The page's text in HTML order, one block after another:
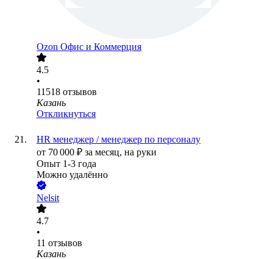
Ozon Офис и Коммерция
4.5
•
11518 отзывов
Казань
Откликнуться
HR менеджер / менеджер по персоналу
от 70 000 ₽ за месяц, на руки
Опыт 1-3 года
Можно удалённо
Nelsit
4.7
•
11 отзывов
Казань